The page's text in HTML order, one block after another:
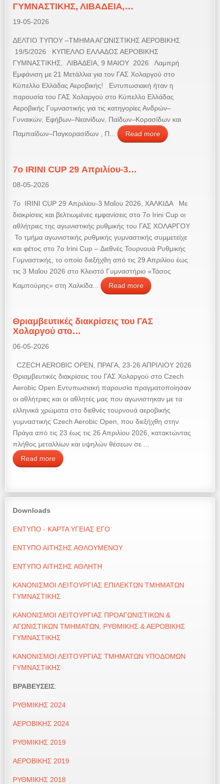
ΓΥΜΝΑΣΤΙΚΗΣ, ΛΙΒΑΔΕΙΑ,…
19-05-2026
ΔΕΛΤΙΟ ΤΥΠΟΥ –ΤΜΗΜΑ ΑΓΩΝΙΣΤΙΚΗΣ ΑΕΡΟΒΙΚΗΣ
19/5/2026 ΚΥΠΕΛΛΟ ΕΛΛΑΔΟΣ ΑΕΡΟΒΙΚΗΣ
ΓΥΜΝΑΣΤΙΚΗΣ, ΛΙΒΑΔΕΙΑ, 9 ΜΑΙΟΥ 2026 Λαμπρή
Εμφάνιση με 21 Μετάλλια για τον ΓΑΣ Χολαργού στο
Κύπελλο Ελλάδας Αεροβικής! Εντυπωσιακή ήταν η
παρουσία του ΓΑΣ Χολαργού στο Κύπελλο Ελλάδας
Αεροβικής Γυμναστικής για τις κατηγορίες Ανδρών–
Γυναικών, Εφήβων–Νεανίδων, Παίδων–Κορασίδων και
Παμπαίδων–Παγκορασίδων , Π...
Read more
7o IRINI CUP 29 Απριλίου-3…
08-05-2026
7o IRINI CUP 29 Απριλίου-3 Μαΐου 2026, ΧΑΛΚΙΔΑ Με
διακρίσεις και βελτιωμένες εμφανίσεις στο 7ο Irini Cup οι
αθλήτριες της αγωνιστικής ρυθμικής του ΓΑΣ ΧΟΛΑΡΓΟΥ
Το τμήμα αγωνιστικής ρυθμικής γυμναστικής συμμετείχε
και φέτος στο 7ο Irini Cup – Διεθνές Τουρνουά Ρυθμικής
Γυμναστικής, το οποίο διεξήχθη από τις 29 Απριλίου έως
τις 3 Μαΐου 2026 στο Κλειστό Γυμναστήριο «Τάσος
Καμπούρης» στη Χαλκίδα...
Read more
Θριαμβευτικές διακρίσεις του ΓΑΣ
Χολαργού στο…
06-05-2026
CZECH AEROBIC OPEN, ΠΡΑΓΑ, 23-26 ΑΠΡΙΛΙΟΥ 2026
Θριαμβευτικές διακρίσεις του ΓΑΣ Χολαργού στο Czech
Aerobic Open Εντυπωσιακή παρουσία πραγματοποίησαν
οι αθλήτριες και οι αθλητές μας που αγωνιστηκαν με τα
ελληνικά χρώματα στο διεθνές τουρνουά αεροβικής
γυμναστικής Czech Aerobic Open, που διεξήχθη στην
Πράγα από τις 23 έως τις 26 Απριλίου 2026, κατακτώντας
πλήθος μεταλλίων και υψηλών θέσεων σε ...
Read more
Downloads
ΕΝΤΥΠΟ - ΚΑΡΤΑ ΥΓΕΙΑΣ ΕΓΟ
ΕΝΤΥΠΟ ΑΙΤΗΣΗΣ ΑΘΛΟΥΜΕΝΟΥ
ΕΝΤΥΠΟ ΑΙΤΗΣΗΣ ΑΘΛΗΤΗ
ΚΑΝΟΝΙΣΜΟΙ ΛΕΙΤΟΥΡΓΙΑΣ ΕΠΙΛΕΚΤΩΝ ΤΜΗΜΑΤΩΝ
ΓΥΜΝΑΣΤΙΚΗΣ
ΚΑΝΟΝΙΣΜΟΙ ΛΕΙΤΟΥΡΓΙΑΣ ΠΡΟΑΓΩΝΙΣΤΙΚΩΝ &
ΑΓΩΝΙΣΤΙΚΩΝ ΤΜΗΜΑΤΩΝ, ΡΥΘΜΙΚΗΣ & ΑΕΡΟΒΙΚΗΣ
ΓΥΜΝΑΣΤΙΚΗΣ
ΚΑΝΟΝΙΣΜΟΙ ΛΕΙΤΟΥΡΓΙΑΣ ΤΜΗΜΑΤΩΝ ΥΠΟΔΟΜΩΝ
ΓΥΜΝΑΣΤΙΚΗΣ
ΒΡΑΒΕΥΣΕΙΣ:
ΡΥΘΜΙΚΗΣ 2024
ΑΕΡΟΒΙΚΗΣ 2024
ΡΥΘΜΙΚΗΣ 2019
ΑΕΡΟΒΙΚΗΣ 2019
ΡΥΘΜΙΚΗΣ 2018